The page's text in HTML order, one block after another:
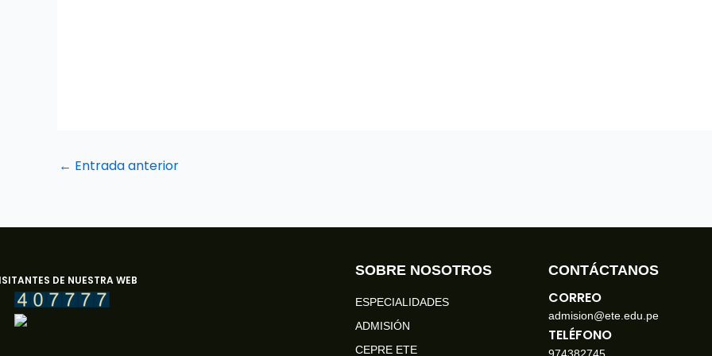
← Entrada anterior
DE NUESTRA WEB
SOBRE NOSOTROS
ESPECIALIDADES
ADMISIÓN
CEPRE ETE
CONTÁCTANOS
CORREO
admision@ete.edu.pe
TELÉFONO